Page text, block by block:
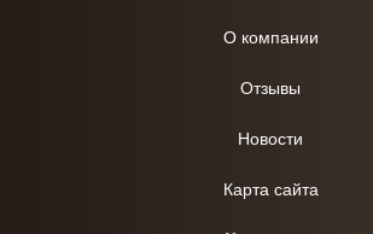
О компании
Отзывы
Новости
Карта сайта